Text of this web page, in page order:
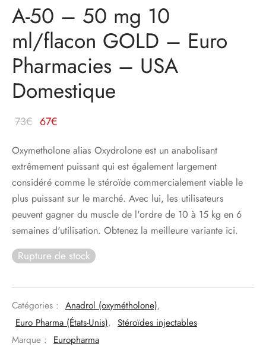
A-50 – 50 mg 10
ml/flacon GOLD – Euro
Pharmacies – USA
Domestique
73€ Le prix
était :
73€.
67€
actuel
est :
67€.
Oxymetholone alias Oxydrolone est un anabolisant
extrêmement puissant qui est également largement
considéré comme le stéroïde commercialement viable le
plus puissant sur le marché. Avec lui, les utilisateurs
peuvent gagner du muscle de l'ordre de 10 à 15 kg en 6
semaines d'utilisation. Obtenez la meilleure variante ici.
Rupture de stock
Catégories : Anadrol (oxymétholone),
Euro Pharma (États-Unis), Stéroïdes injectables
Marque :
Europharma